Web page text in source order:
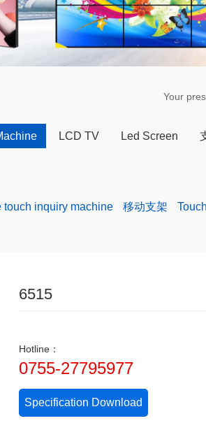
Your
LCD TV Led Screen
touch inquiry machine 移动支架
6515
Hotline：
0755-27795977
Specification Download